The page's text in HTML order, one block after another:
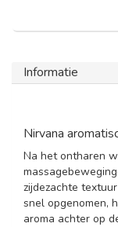
Informatie
Nirvana
Na het ontharen
zijdezachte
snel opgenomen,
aroma achter op